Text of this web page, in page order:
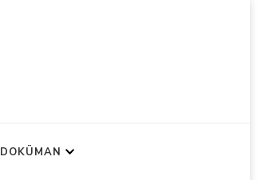
DOKÜMAN